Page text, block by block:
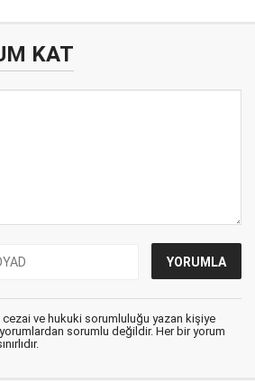
KAT
cezai ve hukuki sorumluluğu yazan kişiye
sorumlu değildir. Her bir yorum